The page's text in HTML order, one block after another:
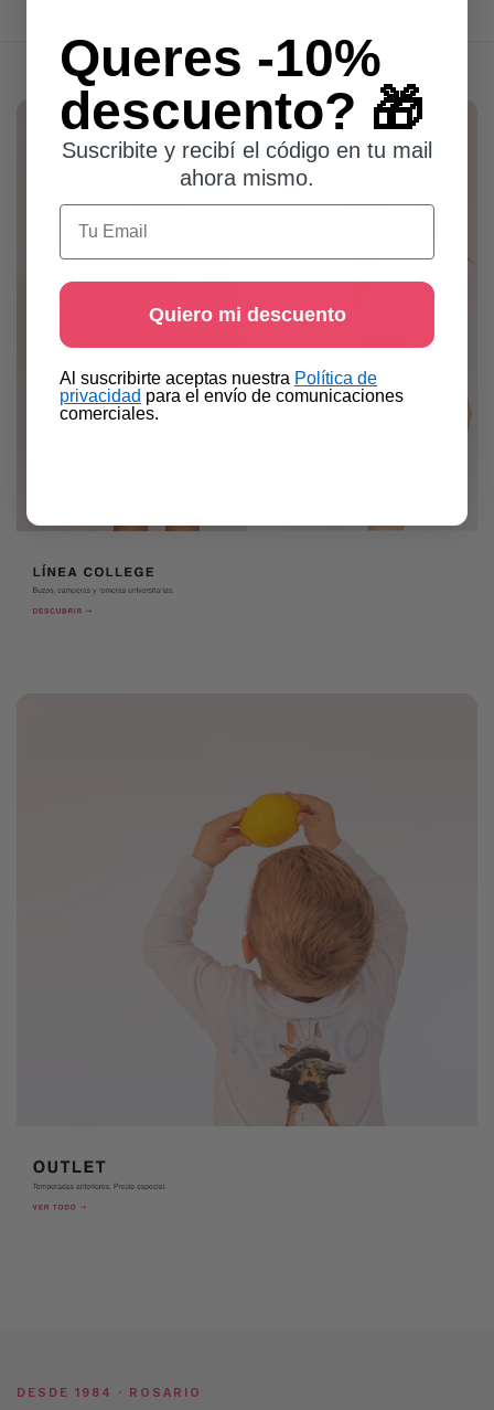
DESDE 1984 · ROSARIO
Queres -10%
descuento? 🎁
Suscribite y recibí el código en tu mail
ahora mismo.
Email
Quiero mi descuento
​Al suscribirte aceptas nuestra Política de
privacidad​ para el envío de comunicaciones
comerciales.